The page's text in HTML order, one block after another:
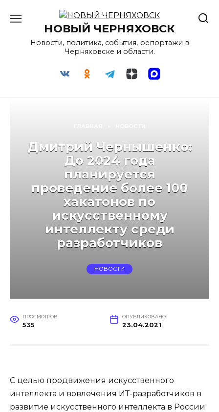
содержаниюНОВЫЙ ЧЕРНЯХОВСК
Новости, политика, события, репортажи в
Черняховске и области.
Дмитрий Чернышенко:
До 2024 года
планируется
проведение более 100
хакатонов по
искусственному
интеллекту среди
разработчиков
НОВОСТИ
ПРОСМОТРОВ
535
ОПУБЛИКОВАНО
23.04.2021
С целью продвижения искусственного
интеллекта и вовлечения ИТ-разработчиков в
развитие искусственного интеллекта в России